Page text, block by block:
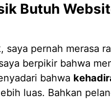
Butuh
saya pernah merasa
berpikir bahwa
bahwa
luas. Bahkan